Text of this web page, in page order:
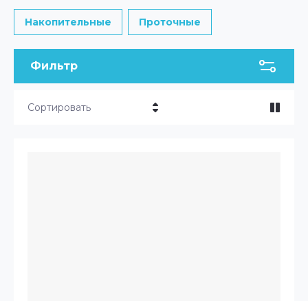
Накопительные Проточные
Фильтр
Сортировать